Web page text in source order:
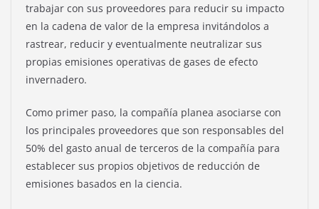
trabajar con sus proveedores para reducir su impacto
en la cadena de valor de la empresa invitándolos a
rastrear, reducir y eventualmente neutralizar sus
propias emisiones operativas de gases de efecto
invernadero.
Como primer paso, la compañía planea asociarse con
los principales proveedores que son responsables del
50% del gasto anual de terceros de la compañía para
establecer sus propios objetivos de reducción de
emisiones basados ​​en la ciencia.